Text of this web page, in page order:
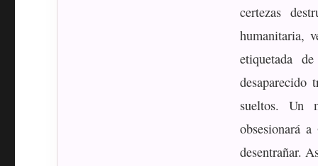
certezas
humanitaria,
etiquetada
sueltos. Un
obsesionará
desentrañar.